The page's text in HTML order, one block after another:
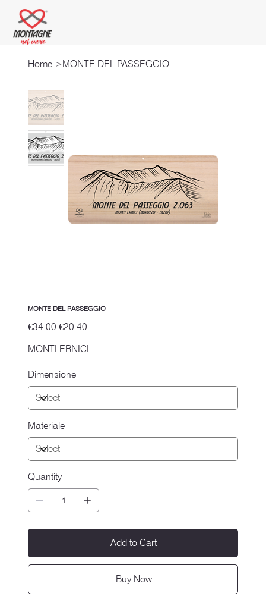
Home >MONTE DEL PASSEGGIO
MONTE DEL PASSEGGIO
Original
price
€34.00
Sale
price
€20.40
MONTI ERNICI
Dimensione
Materiale
Quantity
Add to Cart
Buy Now